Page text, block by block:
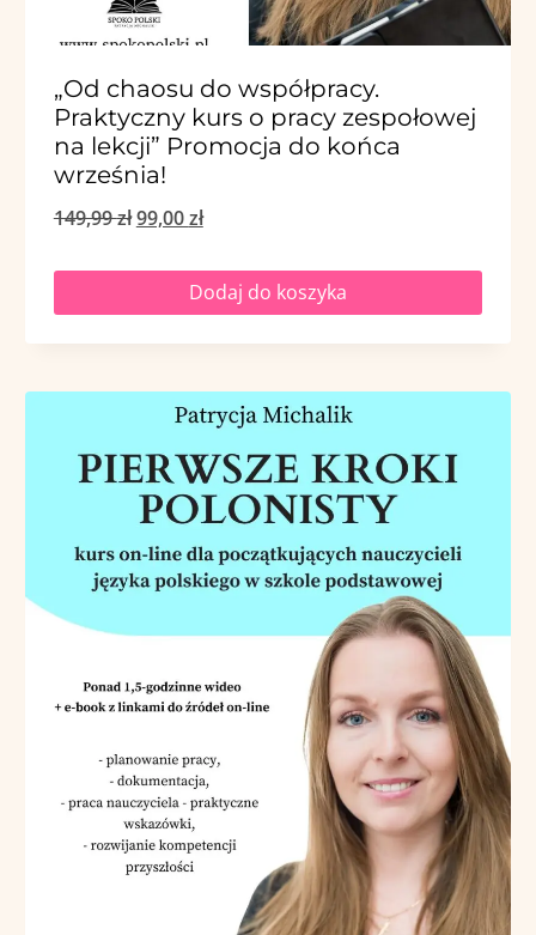
„Od chaosu do współpracy.
Praktyczny kurs o pracy zespołowej
na lekcji” Promocja do końca
września!
149,99złPierwotna
wynosiła:
99,00złAktualna
wynosi:
Dodaj do koszyka